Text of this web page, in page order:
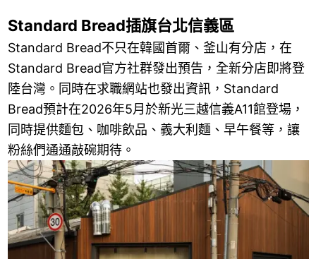
Standard Bread插旗台北信義區
Standard Bread不只在韓國首爾、釜山有分店，在
Standard Bread官方社群發出預告，全新分店即將登
陸台灣。同時在求職網站也發出資訊，Standard
Bread預計在2026年5月於新光三越信義A11館登場，
同時提供麵包、咖啡飲品、義大利麵、早午餐等，讓
粉絲們通通敲碗期待。